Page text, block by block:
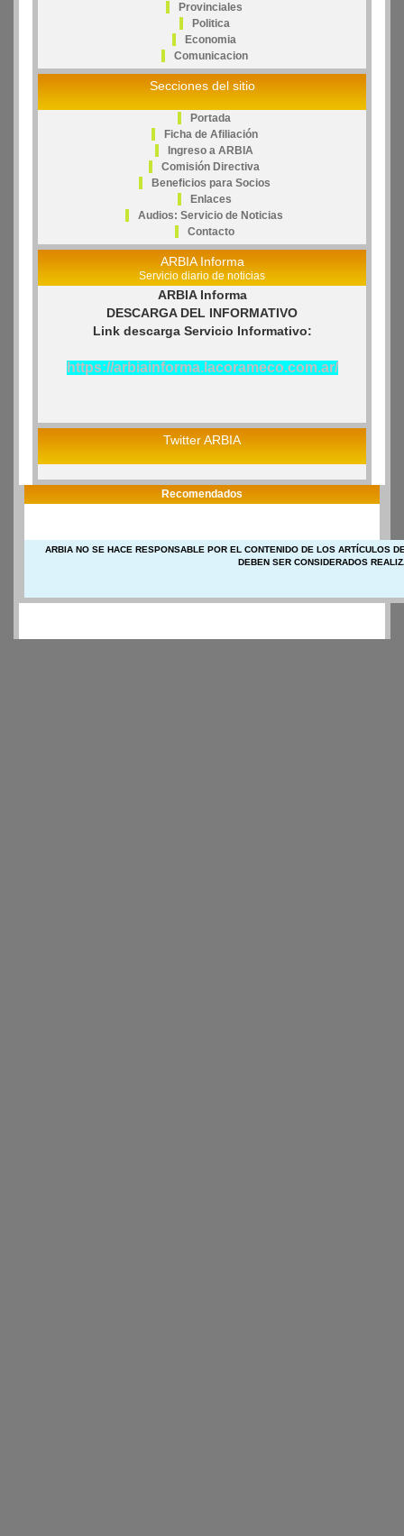
Provinciales
Politica
Economia
Comunicacion
Secciones del sitio
Portada
Ficha de Afiliación
Ingreso a ARBIA
Comisión Directiva
Beneficios para Socios
Enlaces
Audios: Servicio de Noticias
Contacto
ARBIA Informa
Servicio diario de noticias
ARBIA Informa
DESCARGA DEL INFORMATIVO
Link descarga Servicio Informativo:
https://arbiainforma.lacorameco.com.ar/
Twitter ARBIA
Recomendados
ARBIA NO SE HACE RESPONSABLE POR EL CONTENIDO DE LOS ARTÍCULOS
DEBEN SER CONSIDERADOS